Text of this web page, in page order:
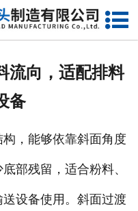
网站首页
生产现场
流向，适配排料
备
，能够依靠斜面角度
部残留，适合粉料、
设备使用。斜面过渡